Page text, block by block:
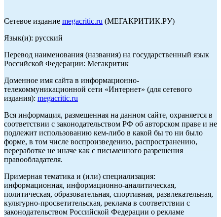
Сетевое издание megacritic.ru (МЕГАКРИТИК.РУ)
Язык(и): русский
Перевод наименования (названия) на государственный язык
Российской Федерации: Мегакритик
Доменное имя сайта в информационно-
телекоммуникационной сети «Интернет» (для сетевого
издания): megacritic.ru
Вся информация, размещенная на данном сайте, охраняется в
соответствии с законодательством РФ об авторском праве и не
подлежит использованию кем-либо в какой бы то ни было
форме, в том числе воспроизведению, распространению,
переработке не иначе как с письменного разрешения
правообладателя.
Примерная тематика и (или) специализация:
информационная, информационно-аналитическая,
политическая, образовательная, спортивная, развлекательная,
культурно-просветительская, реклама в соответствии с
законодательством Российской Федерации о рекламе